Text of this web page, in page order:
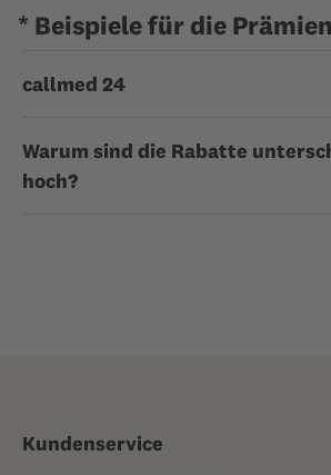
* Beispiele für die
callmed 24
Warum sind die Rabatte
hoch?
Kundenservice